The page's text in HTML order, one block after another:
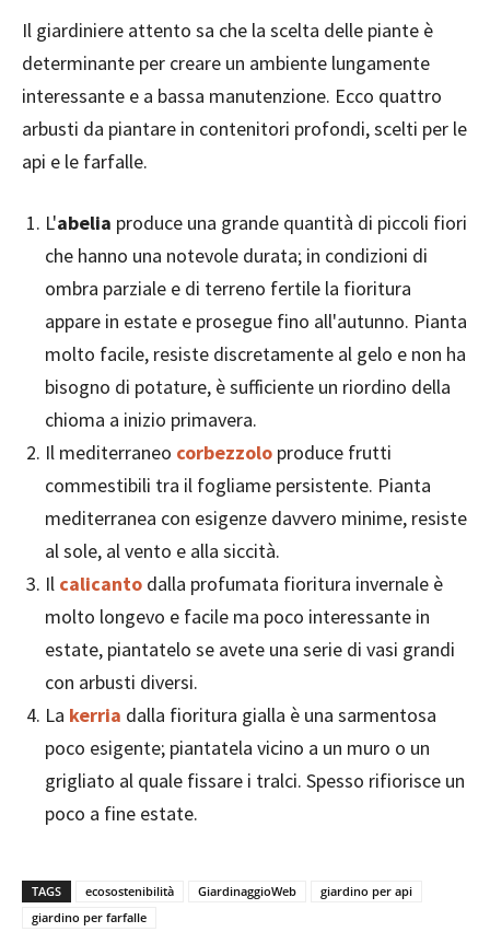
Il giardiniere attento sa che la scelta delle piante è
determinante per creare un ambiente lungamente
interessante e a bassa manutenzione. Ecco quattro
arbusti da piantare in contenitori profondi, scelti per le
api e le farfalle.
L'abelia produce una grande quantità di piccoli fiori
che hanno una notevole durata; in condizioni di
ombra parziale e di terreno fertile la fioritura
appare in estate e prosegue fino all'autunno. Pianta
molto facile, resiste discretamente al gelo e non ha
bisogno di potature, è sufficiente un riordino della
chioma a inizio primavera.
Il mediterraneo corbezzolo produce frutti
commestibili tra il fogliame persistente. Pianta
mediterranea con esigenze davvero minime, resiste
al sole, al vento e alla siccità.
Il calicanto dalla profumata fioritura invernale è
molto longevo e facile ma poco interessante in
estate, piantatelo se avete una serie di vasi grandi
con arbusti diversi.
La kerria dalla fioritura gialla è una sarmentosa
poco esigente; piantatela vicino a un muro o un
grigliato al quale fissare i tralci. Spesso rifiorisce un
poco a fine estate.
TAGS ecosostenibilità GiardinaggioWeb
giardino per api
giardino per farfalle